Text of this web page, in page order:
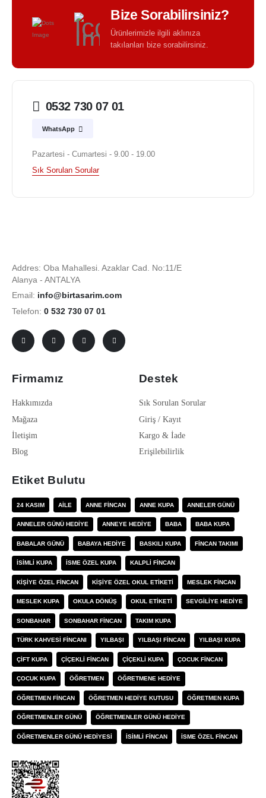
Bize Sorabilirsiniz?
Ürünlerimizle ilgili aklınıza
takılanları bize sorabilirsiniz.
0532 730 07 01
WhatsApp
Pazartesi - Cumartesi - 9.00 - 19.00
Sık Sorulan Sorular
Addres: Oba Mahallesi. Azaklar Cad. No:11/E
Alanya - ANTALYA
Email: info@birtasarim.com
Telefon: 0 532 730 07 01
Firmamız
Hakkımızda
Mağaza
İletişim
Blog
Destek
Sık Sorulan Sorular
Giriş / Kayıt
Kargo & İade
Erişilebilirlik
Etiket Bulutu
24 KASIM AILE ANNE FINCAN ANNE KUPA ANNELER GÜNÜ
ANNELER GÜNÜ HEDIYE ANNEYE HEDIYE BABA BABA KUPA
BABALAR GÜNÜ BABAYA HEDIYE BASKILI KUPA FINCAN TAKIMI
ISIMLI KUPA ISME ÖZEL KUPA KALPLI FINCAN
KIŞIYE ÖZEL FINCAN KIŞIYE ÖZEL OKUL ETIKETI MESLEK FINCAN
MESLEK KUPA OKULA DÖNÜŞ OKUL ETIKETI SEVGILIYE HEDIYE
SONBAHAR SONBAHAR FINCAN TAKIM KUPA
TÜRK KAHVESI FINCANI YILBAŞI YILBAŞI FINCAN YILBAŞI KUPA
ÇIFT KUPA ÇIÇEKLI FINCAN ÇIÇEKLI KUPA ÇOCUK FINCAN
ÇOCUK KUPA ÖĞRETMEN ÖĞRETMENE HEDIYE
ÖĞRETMEN FINCAN ÖĞRETMEN HEDIYE KUTUSU ÖĞRETMEN KUPA
ÖĞRETMENLER GÜNÜ ÖĞRETMENLER GÜNÜ HEDIYE
ÖĞRETMENLER GÜNÜ HEDIYESI İSIMLI FINCAN İSME ÖZEL FINCAN